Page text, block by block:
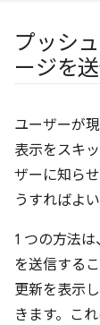
プッシ
ージを
ユーザーが
表示をスキ
ザーに知ら
うすればよ
1 つの方法
を送信する
更新を表示
きます。こ